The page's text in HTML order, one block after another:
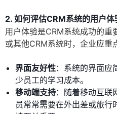
2. 如何评估CRM系统的用户体
用户体验是CRM系统成功的重
或其他CRM系统时，企业应重
界面友好性：系统的界面应
少员工的学习成本。
移动端支持：随着移动互联
员常常需要在外出差或旅行